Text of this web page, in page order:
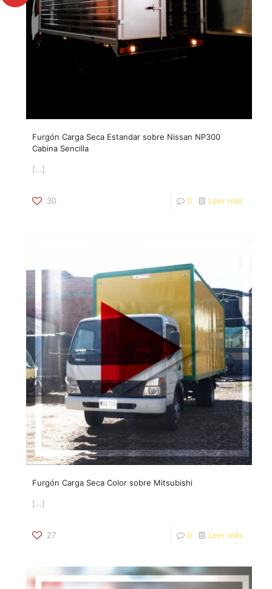
Furgón Carga Seca Estandar sobre Nissan NP300
Cabina Sencilla
[…]
30 0 Leer más
Furgón Carga Seca Color sobre Mitsubishi
[…]
27 0 Leer más